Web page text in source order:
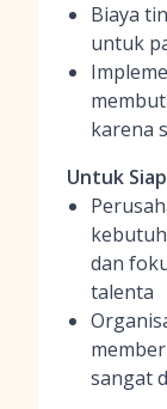
Biaya
untuk
karena
Untuk
dan
talenta
sangat